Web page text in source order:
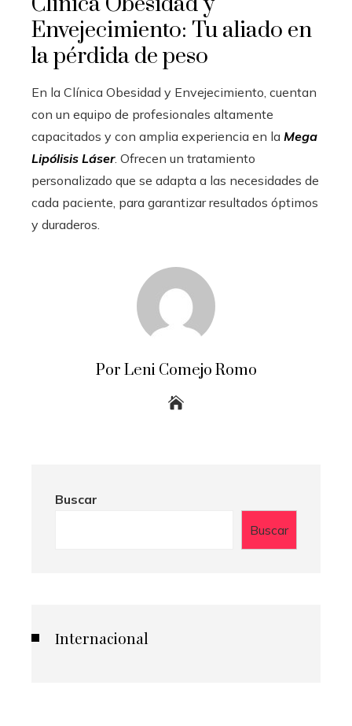
Envejecimiento: Tu aliado en
la pérdida de peso
En la Clínica Obesidad y Envejecimiento, cuentan
con un equipo de profesionales altamente
capacitados y con amplia experiencia en la Mega
Lipólisis Láser. Ofrecen un tratamiento
personalizado que se adapta a las necesidades de
cada paciente, para garantizar resultados óptimos
y duraderos.
Por Leni Comejo Romo
Buscar
Buscar
Internacional